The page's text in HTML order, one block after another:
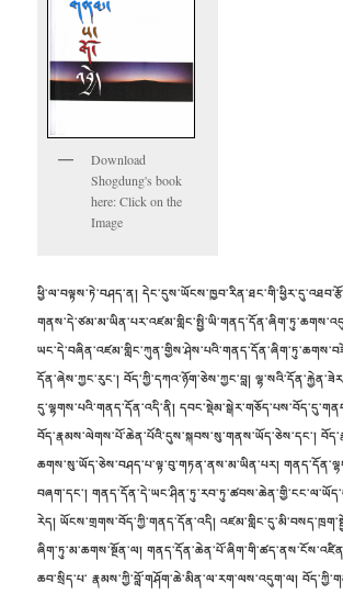
Download
Shogdung's book
here: Click on the
Image
ཕྱི་ལ་བལྟས་ཏེ་བཤད་ན།
གནས་དེ་ཙམ་མ་ཡིན་པར་འཛམ་གླིང་སྤྱི་ཡི་
དོན་ཞེས་ཀྱང་རུང་། བོད་ཀྱི་དཀའ་ཉོག་ཅེས་ཀྱང་བླ།
དུ་ལྷགས་པའི་གནད་དོན་འདི་ནི།
བོད་རྣམས་ལེགས་པོ་ཆེན་པོའི་དུས་སྐབས་སུ་གནས་ཡོད་ཅེས་དང་།
ཆགས་སུ་ཡོད་ཅེས་བཤད་པ་ལྟ་བུ་གཏན་ནས་མ་ཡིན་པར།
བཞག་དང་།
རེད། ཡོངས་གྲགས་བོད་ཀྱི་གནད་དོན་འདི།
ཞིག་ཏུ་མ་ཆགས་སྔོན་ལ།
ཆབ་སྲིད་པ་ རྣམས་ཀྱི་བློ་གཤོག་ཆེ་མིན་ལ་རག་ལས་འདུག་ལ།